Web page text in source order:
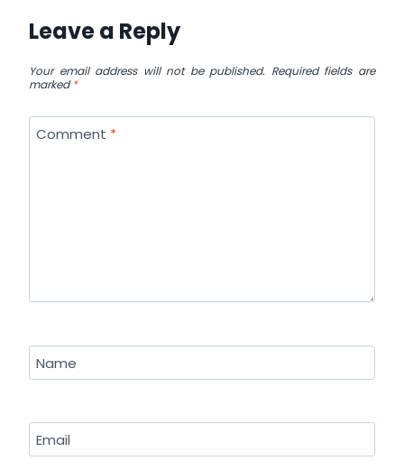
Leave a Reply
Your email address will not be published. Required fields are
marked*
Comment *
Name
Email